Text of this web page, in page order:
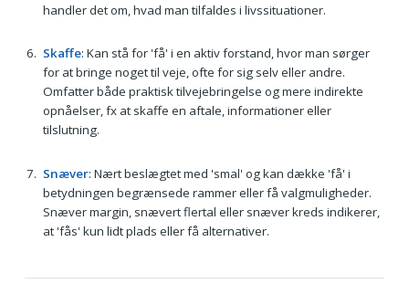
handler det om, hvad man tilfaldes i livssituationer.
Skaffe: Kan stå for 'få' i en aktiv forstand, hvor man sørger
for at bringe noget til veje, ofte for sig selv eller andre.
Omfatter både praktisk tilvejebringelse og mere indirekte
opnåelser, fx at skaffe en aftale, informationer eller
tilslutning.
Snæver: Nært beslægtet med 'smal' og kan dække 'få' i
betydningen begrænsede rammer eller få valgmuligheder.
Snæver margin, snævert flertal eller snæver kreds indikerer,
at 'fås' kun lidt plads eller få alternativer.